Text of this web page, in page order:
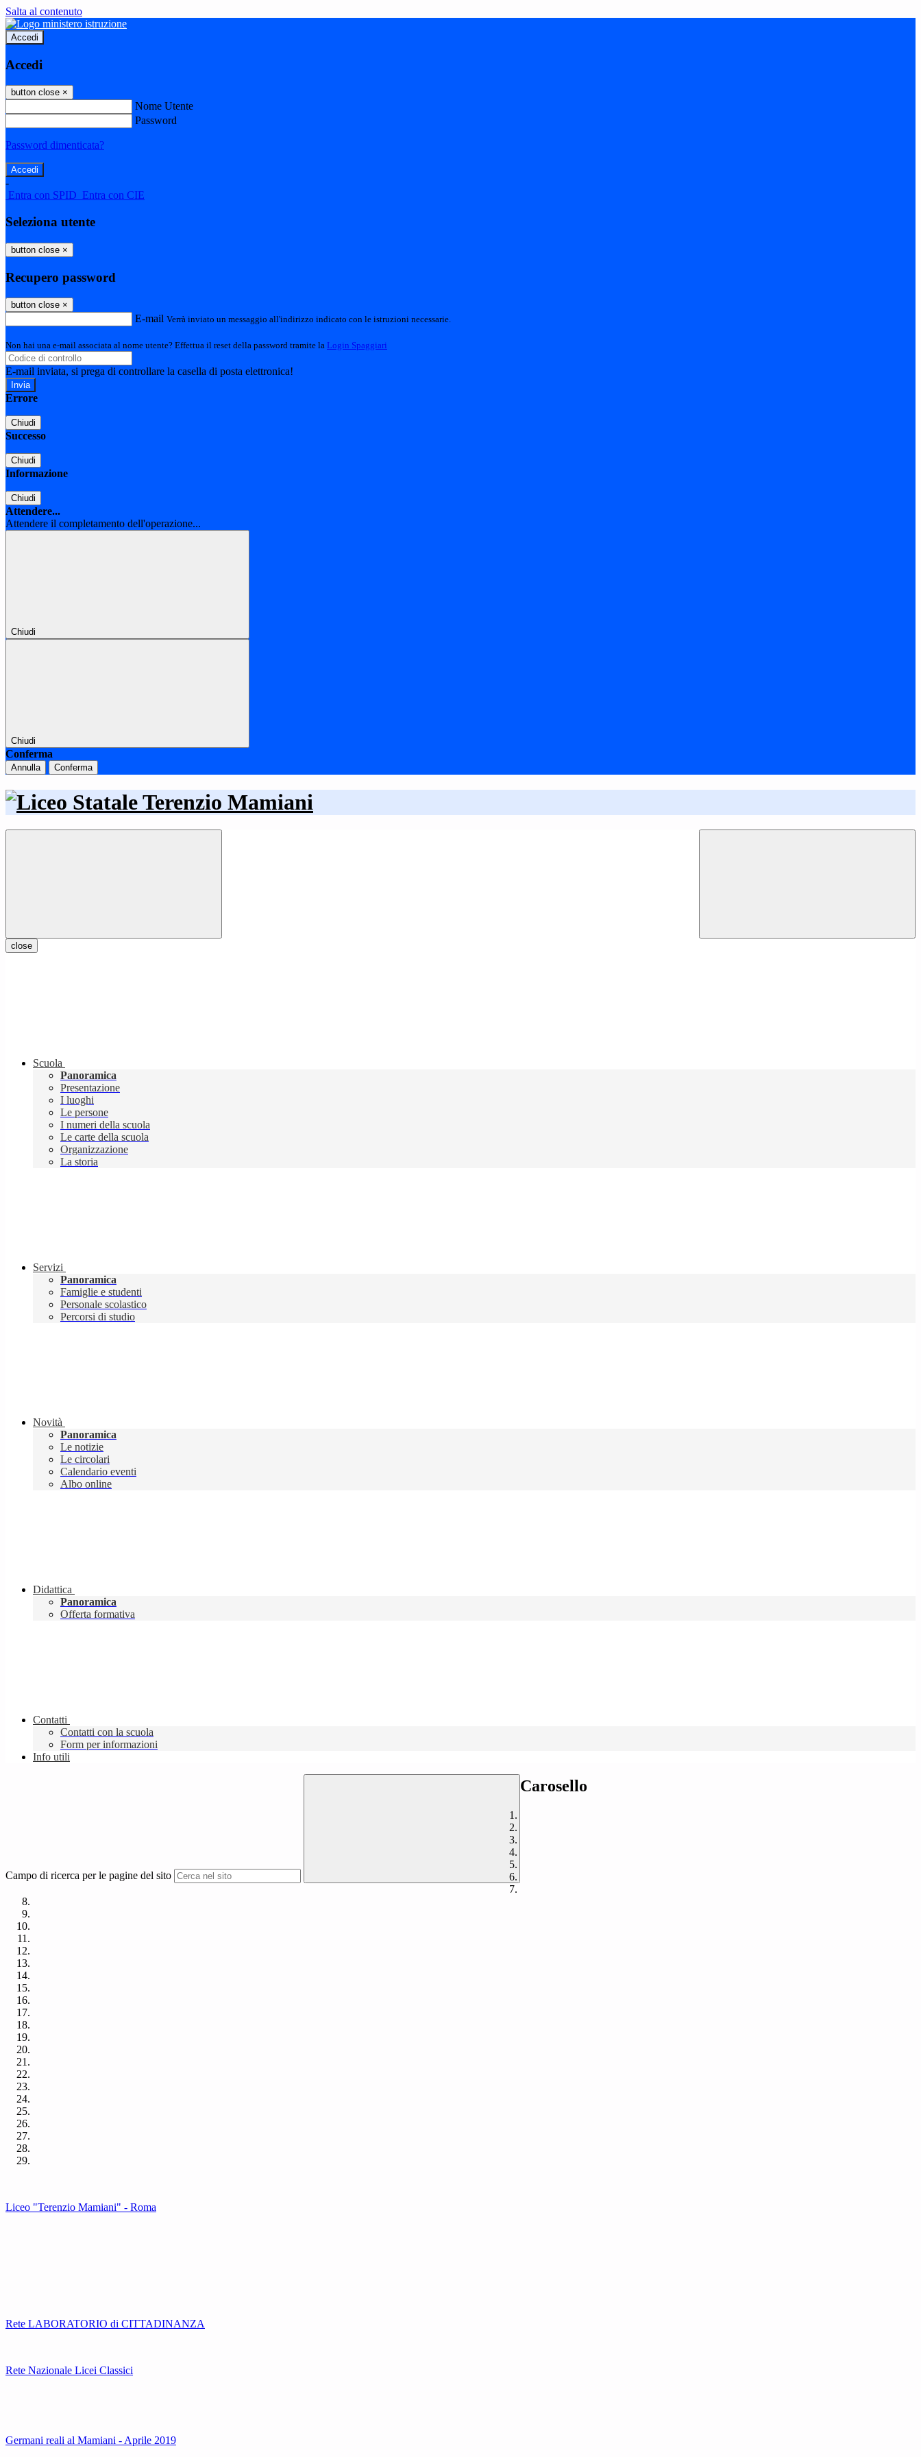
Salta al contenuto
Accedi
Accedi
button close ×
Nome Utente
Password
Password dimenticata?
-
Entra con SPID Entra con CIE
Seleziona utente
button close ×
Recupero password
button close ×
E-mail Verrà inviato un messaggio all'indirizzo indicato con le istruzioni necessarie.
Non hai una e-mail associata al nome utente? Effettua il reset della password tramite la Login Spaggiari
E-mail inviata, si prega di controllare la casella di posta elettronica!
Errore
Chiudi
Successo
Chiudi
Informazione
Chiudi
Attendere...
Attendere il completamento dell'operazione...
Chiudi
Chiudi
Conferma
Annulla Conferma
close
Scuola
Panoramica
Presentazione
I luoghi
Le persone
I numeri della scuola
Le carte della scuola
Organizzazione
La storia
Servizi
Panoramica
Famiglie e studenti
Personale scolastico
Percorsi di studio
Novità
Panoramica
Le notizie
Le circolari
Calendario eventi
Albo online
Didattica
Panoramica
Offerta formativa
Contatti
Contatti con la scuola
Form per informazioni
Info utili
Campo di ricerca per le pagine del sito
Carosello
Liceo "Terenzio Mamiani" - Roma
Rete LABORATORIO di CITTADINANZA
Rete Nazionale Licei Classici
Germani reali al Mamiani - Aprile 2019